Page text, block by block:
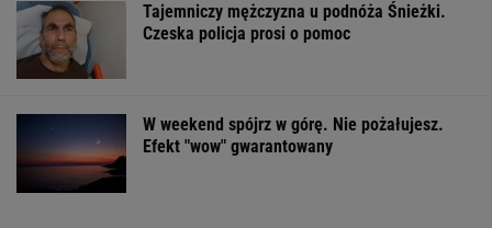
Tajemniczy mężczyzna u podnóża Śnieżki.
Czeska policja prosi o pomoc
W weekend spójrz w górę. Nie pożałujesz.
Efekt "wow" gwarantowany